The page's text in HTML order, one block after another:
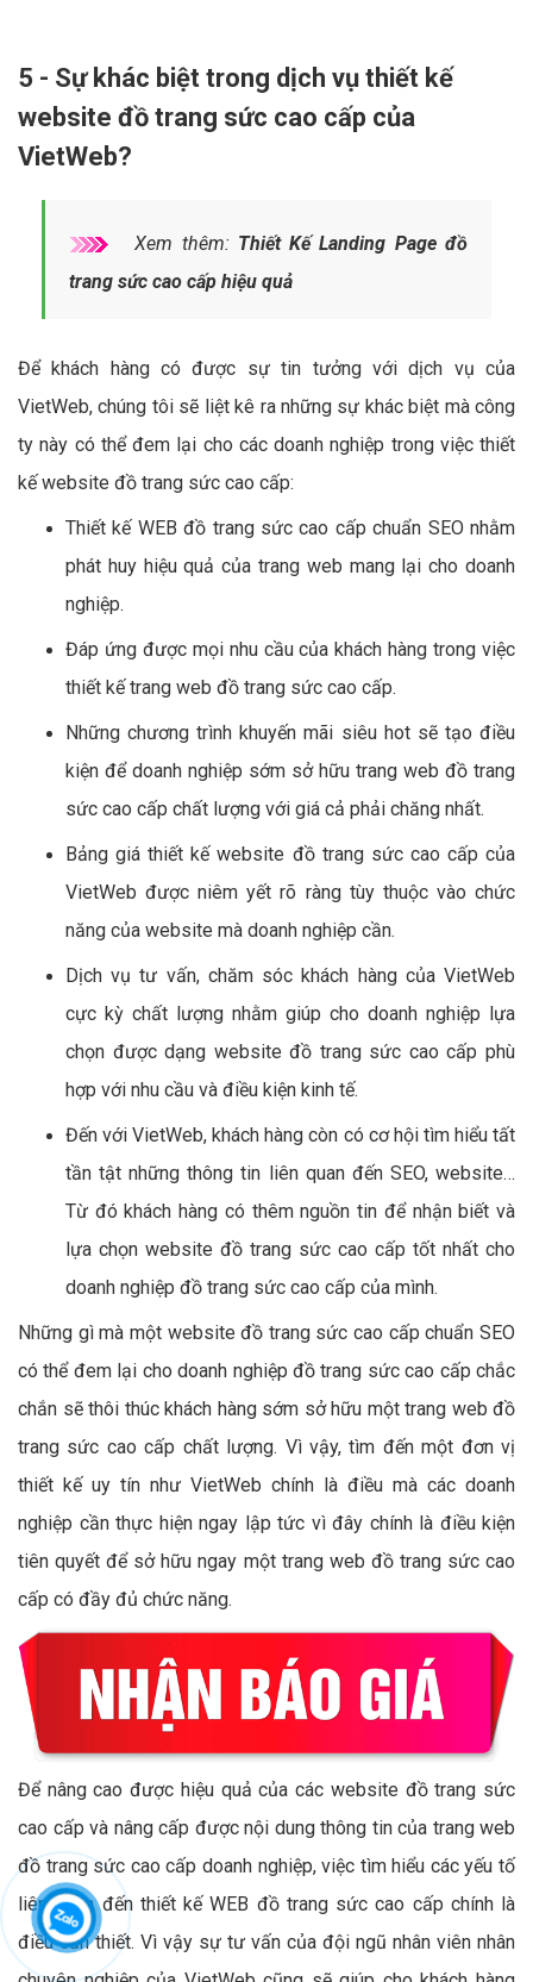
5 - Sự khác biệt trong dịch vụ thiết kế
website đồ trang sức cao cấp của
VietWeb?
Xem thêm: Thiết Kế Landing Page đồ
trang sức cao cấp hiệu quả
Để khách hàng có được sự tin tưởng với dịch vụ của
VietWeb, chúng tôi sẽ liệt kê ra những sự khác biệt mà công
ty này có thể đem lại cho các doanh nghiệp trong việc thiết
kế website đồ trang sức cao cấp:
Thiết kế WEB đồ trang sức cao cấp chuẩn SEO nhằm
phát huy hiệu quả của trang web mang lại cho doanh
nghiệp.
Đáp ứng được mọi nhu cầu của khách hàng trong việc
thiết kế trang web đồ trang sức cao cấp.
Những chương trình khuyến mãi siêu hot sẽ tạo điều
kiện để doanh nghiệp sớm sở hữu trang web đồ trang
sức cao cấp chất lượng với giá cả phải chăng nhất.
Bảng giá thiết kế website đồ trang sức cao cấp của
VietWeb được niêm yết rõ ràng tùy thuộc vào chức
năng của website mà doanh nghiệp cần.
Dịch vụ tư vấn, chăm sóc khách hàng của VietWeb
cực kỳ chất lượng nhằm giúp cho doanh nghiệp lựa
chọn được dạng website đồ trang sức cao cấp phù
hợp với nhu cầu và điều kiện kinh tế.
Đến với VietWeb, khách hàng còn có cơ hội tìm hiểu tất
tần tật những thông tin liên quan đến SEO, website…
Từ đó khách hàng có thêm nguồn tin để nhận biết và
lựa chọn website đồ trang sức cao cấp tốt nhất cho
doanh nghiệp đồ trang sức cao cấp của mình.
Những gì mà một website đồ trang sức cao cấp chuẩn SEO
có thể đem lại cho doanh nghiệp đồ trang sức cao cấp chắc
chắn sẽ thôi thúc khách hàng sớm sở hữu một trang web đồ
trang sức cao cấp chất lượng. Vì vậy, tìm đến một đơn vị
thiết kế uy tín như VietWeb chính là điều mà các doanh
nghiệp cần thực hiện ngay lập tức vì đây chính là điều kiện
tiên quyết để sở hữu ngay một trang web đồ trang sức cao
cấp có đầy đủ chức năng.
Để nâng cao được hiệu quả của các website đồ trang sức
cao cấp và nâng cấp được nội dung thông tin của trang web
đồ trang sức cao cấp doanh nghiệp, việc tìm hiểu các yếu tố
liên quan đến thiết kế WEB đồ trang sức cao cấp chính là
điều cần thiết. Vì vậy sự tư vấn của đội ngũ nhân viên nhân